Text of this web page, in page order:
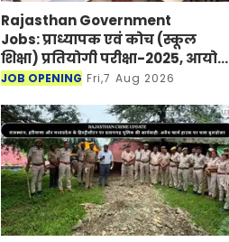
Rajasthan Government
Jobs: प्राध्यापक एवं कोच (स्कूल
शिक्षा) प्रतियोगी परीक्षा-2025, आयोग
ने जारी की हिंदी विषय की विचारित
JOB OPENING Fri,7 Aug 2026